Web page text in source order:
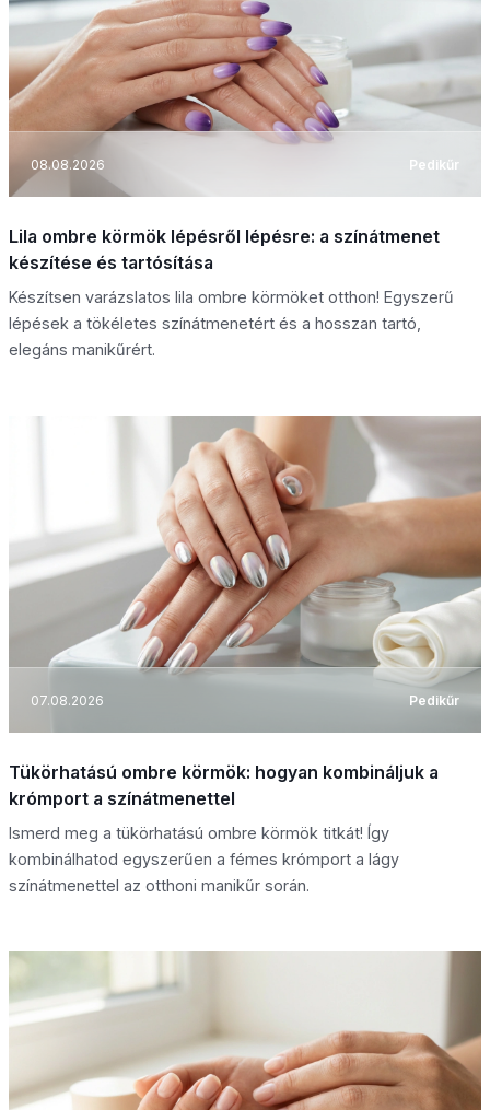
08.08.2026 Pedikűr
Lila ombre körmök lépésről lépésre: a színátmenet
készítése és tartósítása
Készítsen varázslatos lila ombre körmöket otthon! Egyszerű
lépések a tökéletes színátmenetért és a hosszan tartó,
elegáns manikűrért.
07.08.2026 Pedikűr
Tükörhatású ombre körmök: hogyan kombináljuk a
krómport a színátmenettel
Ismerd meg a tükörhatású ombre körmök titkát! Így
kombinálhatod egyszerűen a fémes krómport a lágy
színátmenettel az otthoni manikűr során.